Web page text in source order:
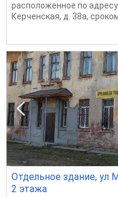
расположенное по
Керченская, д. 38а,
Отдельное здание, ул
2 этажа